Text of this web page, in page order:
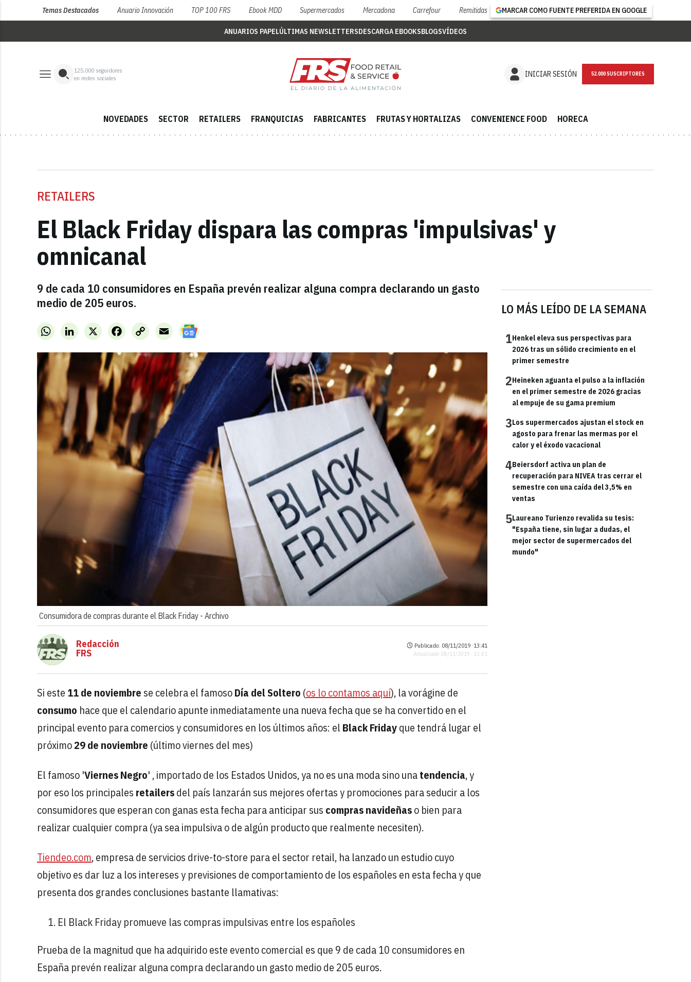
Temas Destacados Anuario Innovación TOP 100 FRS Ebook MDD Supermercados Mercadona Carrefour Remitidas MARCAR COMO FUENTE PREFERIDA EN GOOGLE
ANUARIOS PAPELÚLTIMAS NEWSLETTERSDESCARGA EBOOKSBLOGSVÍDEOS
125,000 seguidores
en redes sociales
INICIAR SESIÓN NEWSLETTER
NOVEDADES SECTOR RETAILERS FRANQUICIAS FABRICANTES FRUTAS Y HORTALIZAS CONVENIENCE FOOD HORECA
RETAILERS
El Black Friday dispara las compras 'impulsivas' y
omnicanal
9 de cada 10 consumidores en España prevén realizar alguna compra declarando un gasto
medio de 205 euros.
WhatsAppLinkedInX FacebookCopy
Link
Email
Consumidora de compras durante el Black Friday - Archivo
LO MÁS LEÍDO DE LA SEMANA
1Henkel eleva sus perspectivas para
2026 tras un sólido crecimiento en el
primer semestre
2Heineken aguanta el pulso a la inflación
en el primer semestre de 2026 gracias
al empuje de su gama premium
3Los supermercados ajustan el stock en
agosto para frenar las mermas por el
calor y el éxodo vacacional
4Beiersdorf activa un plan de
recuperación para NIVEA tras cerrar el
semestre con una caída del 3,5% en
ventas
5Laureano Turienzo revalida su tesis:
"España tiene, sin lugar a dudas, el
mejor sector de supermercados del
mundo"
Redacción
FRS
Publicado: 08/11/2019 ·13:41
Actualizado: 08/11/2019 · 13:41
Si este 11 de noviembre se celebra el famosoDía del Soltero (os lo contamos aquí), la vorágine de
consumo hace que el calendario apunte inmediatamente una nueva fecha que se ha convertido en el
principal evento para comercios y consumidores en los últimos años: el Black Fridayque tendrá lugar el
próximo29 de noviembre (último viernes del mes)
El famoso 'Viernes Negro' , importado de los Estados Unidos, ya no es una moda sino unatendencia, y
por eso los principales retailersdel país lanzarán sus mejores ofertas y promociones para seducir a los
consumidores que esperan con ganas esta fecha para anticipar sus compras navideñaso bien para
realizar cualquier compra (ya sea impulsiva o de algún producto que realmente necesiten).
Tiendeo.com, empresa de servicios drive-to-store para el sector retail, ha lanzado un estudio cuyo
objetivo es dar luz a los intereses y previsiones de comportamiento de los españoles en esta fecha y que
presenta dos grandes conclusiones bastante llamativas:
El Black Friday promueve las compras impulsivas entre los españoles
Prueba de la magnitud que ha adquirido este evento comercial es que 9 de cada 10 consumidores en
España prevén realizar alguna compra declarando un gasto medio de 205 euros.